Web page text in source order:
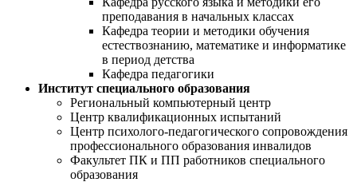
преподавания в начальных классах
Кафедра теории и методики обучения
естествознанию, математике и информатике
в период детства
Кафедра педагогики
Институт специального образования
Региональный компьютерный центр
Центр квалификационных испытаний
Центр психолого-педагогического сопровождения
профессионального образования инвалидов
Факультет ПК и ПП работников специального
образования